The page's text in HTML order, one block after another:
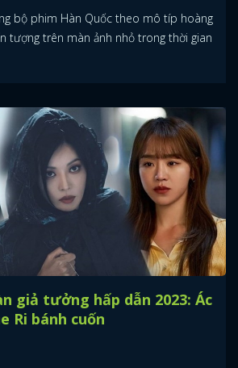
bộ phim Hàn Quốc theo mô típ hoàng
tượng trên màn ảnh nhỏ trong thời gian
giả tưởng hấp dẫn 2023: Ác
Ri bánh cuốn